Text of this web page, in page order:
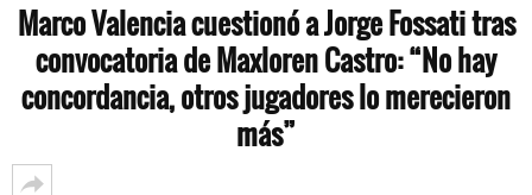
Marco Valencia cuestionó a Jorge Fossati tras
convocatoria de Maxloren Castro: “No hay
concordancia, otros jugadores lo merecieron
más”